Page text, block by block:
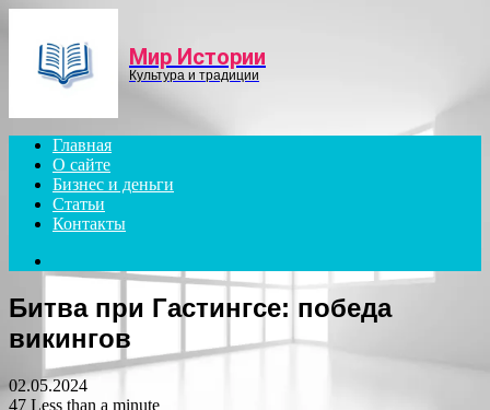
Мир Истории
Культура и традиции
Главная
О сайте
Бизнес и деньги
Статьи
Контакты
for
Битва при Гастингсе: победа
викингов
02.05.2024
47 Less than a minute